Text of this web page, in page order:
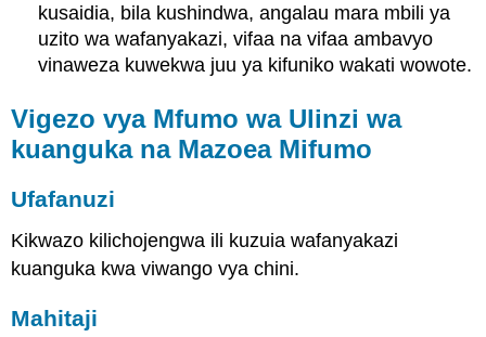
kusaidia, bila kushindwa, angalau mara mbili ya
uzito wa wafanyakazi, vifaa na vifaa ambavyo
vinaweza kuwekwa juu ya kifuniko wakati wowote.
Vigezo vya Mfumo wa Ulinzi wa
kuanguka na Mazoea Mifumo
Ufafanuzi
Kikwazo kilichojengwa ili kuzuia wafanyakazi
kuanguka kwa viwango vya chini.
Mahitaji